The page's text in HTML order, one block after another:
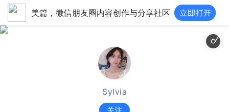
美篇，微信朋友圈内容创作与分享社区
Sylvia